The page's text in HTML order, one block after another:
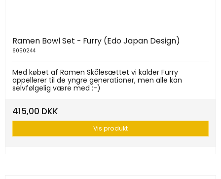
Ramen Bowl Set - Furry (Edo Japan Design)
6050244
Med købet af Ramen Skålesættet vi kalder Furry
appellerer til de yngre generationer, men alle kan
selvfølgelig være med :-)
415,00 DKK
Vis produkt